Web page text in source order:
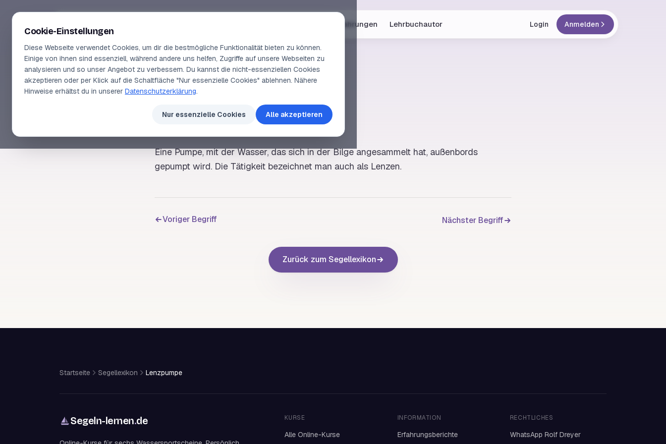
Erfahrungen Lehrbuchautor Login Anmelden
SEGELLEXIKON
Lenzpumpe
Eine Pumpe, mit der Wasser, das sich in derBilgeangesammelt hat, außenbords
gepumpt wird. Die Tätigkeit bezeichnet man auch als Lenzen.
Voriger Begriff Nächster Begriff
Zurück zum Segellexikon
Startseite Segellexikon Lenzpumpe
Segeln-lernen.de KURSE
Alle Online-Kurse
INFORMATION
Erfahrungsberichte
RECHTLICHES
WhatsApp Rolf Dreyer
Cookie-Einstellungen
Diese Webseite verwendet Cookies, um dir die bestmögliche Funktionalität bieten zu können.
Einige von ihnen sind essenziell, während andere uns helfen, Zugriffe auf unsere Webseiten zu
analysieren und so unser Angebot zu verbessern. Du kannst die nicht-essenziellen Cookies
akzeptieren oder per Klick auf die Schaltfläche "Nur essenzielle Cookies" ablehnen. Nähere
Hinweise erhältst du in unserer Datenschutzerklärung.
Nur essenzielle Cookies Alle akzeptieren